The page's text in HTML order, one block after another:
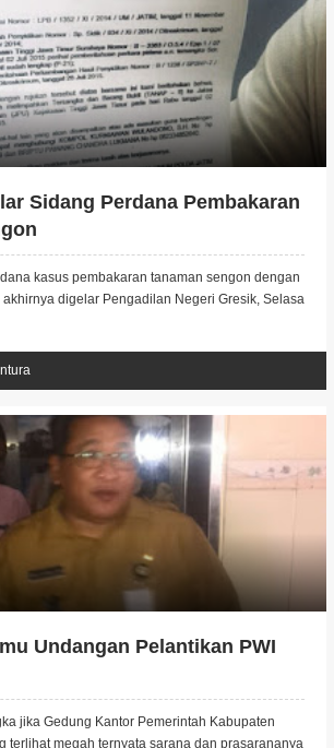
Sidang Perdana Pembakaran
kasus pembakaran tanaman sengon dengan
akhirnya digelar Pengadilan Negeri Gresik, Selasa
Undangan Pelantikan PWI
jika Gedung Kantor Pemerintah Kabupaten
terlihat megah ternyata sarana dan prasarananya